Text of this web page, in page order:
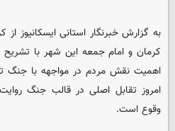
به گزارش خبرنگار استانی ایسکانیوز از
کرمان و امام جمعه این شهر با تشریح
اهمیت نقش مردم در مواجهه با جنگ
امروز تقابل اصلی در قالب جنگ
وقوع است.